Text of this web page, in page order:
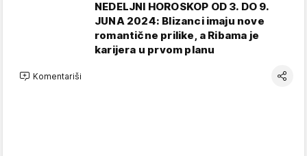
NEDELJNI HOROSKOP OD 3. DO 9.
JUNA 2024: Blizanci imaju nove
romantične prilike, a Ribama je
karijera u prvom planu
Komentariši